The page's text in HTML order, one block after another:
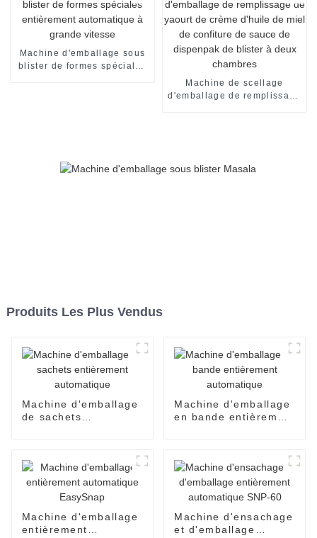
Machine d'emballage sous
blister de formes spéciales
Machine de scellage
d'emballage de remplissage
Produits Les Plus Vendus
Machine d'emballage
de sachets
Machine d'emballage
en bande entièrement
Machine d'emballage
entièrement
Machine d'ensachage
et d'emballage